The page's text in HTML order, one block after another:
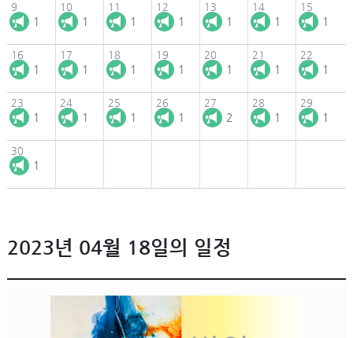
9
1
10
1
11
1
12
1
13
1
14
1
15
1
16
1
17
1
18
1
19
1
20
1
21
1
22
1
23
1
24
1
25
1
26
1
27
2
28
1
29
1
30
1
2023년 04월 18일의 일정